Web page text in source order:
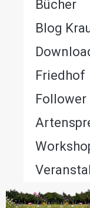
Bücher
Blog
Friedhof
Follower